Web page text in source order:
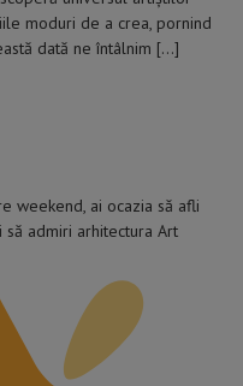
moduri de a crea, pornind
dată ne întâlnim […]
weekend, ai ocazia să afli
admiri arhitectura Art